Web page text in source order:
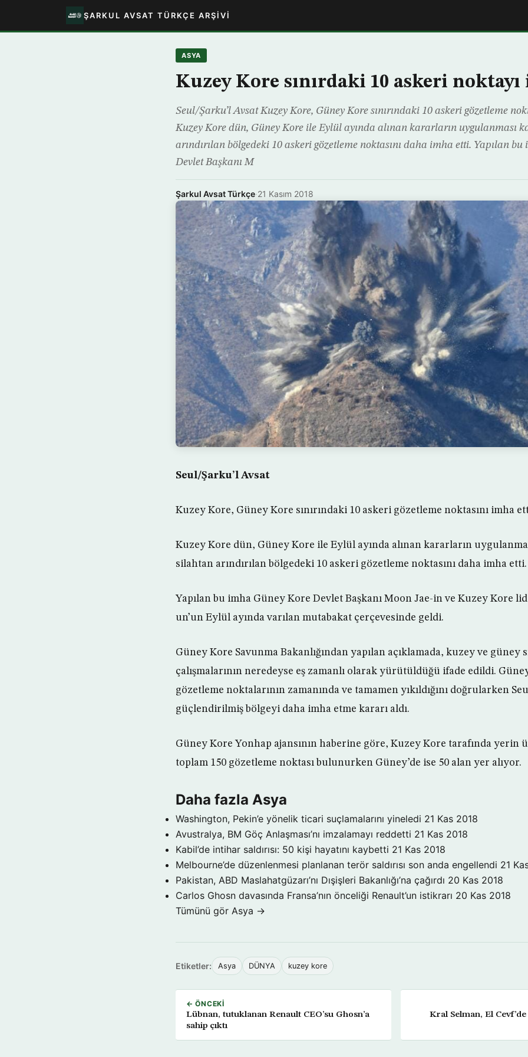
ŞARKUL AVSAT TÜRKÇE ARŞIVI
ASYA
Kuzey Kore sınırdaki 10 askeri
Seul/Şarku’l Avsat Kuzey Kore, Güney Kore sınırındaki 10 askeri gözetleme
Kuzey Kore dün, Güney Kore ile Eylül ayında alınan kararların uygulanması
arındırılan bölgedeki 10 askeri gözetleme noktasını daha imha etti. Yapılan
Devlet Başkanı M
Şarkul Avsat Türkçe·21 Kasım 2018
Seul/Şarku’l Avsat
Kuzey Kore, Güney Kore sınırındaki 10 askeri gözetleme noktasını imha
Kuzey Kore dün, Güney Kore ile Eylül ayında alınan kararların
silahtan arındırılan bölgedeki 10 askeri gözetleme noktasını daha imha etti.
Yapılan bu imha Güney Kore Devlet Başkanı Moon Jae-in ve Kuzey Kore
un’un Eylül ayında varılan mutabakat çerçevesinde geldi.
Güney Kore Savunma Bakanlığından yapılan açıklamada, kuzey ve güney
çalışmalarının neredeyse eş zamanlı olarak yürütüldüğü ifade edildi.
gözetleme noktalarının zamanında ve tamamen yıkıldığını doğrularken
güçlendirilmiş bölgeyi daha imha etme kararı aldı.
Güney Kore Yonhap ajansının haberine göre, Kuzey Kore tarafında yerin
toplam 150 gözetleme noktası bulunurken Güney’de ise 50 alan yer alıyor.
Daha fazla Asya
Washington, Pekin’e yönelik ticari suçlamalarını yineledi 21 Kas 2018
Avustralya, BM Göç Anlaşması’nı imzalamayı reddetti 21 Kas 2018
Kabil’de intihar saldırısı: 50 kişi hayatını kaybetti 21 Kas 2018
Melbourne’de düzenlenmesi planlanan terör saldırısı son anda engellendi 21
Pakistan, ABD Maslahatgüzarı’nı Dışişleri Bakanlığı’na çağırdı 20 Kas 2018
Carlos Ghosn davasında Fransa’nın önceliği Renault’un istikrarı 20 Kas 2018
Tümünü gör Asya →
Etiketler: Asya DÜNYA kuzey kore
← ÖNCEKI
Lübnan, tutuklanan Renault CEO’su Ghosn’a
sahip çıktı
Kral Selman, El